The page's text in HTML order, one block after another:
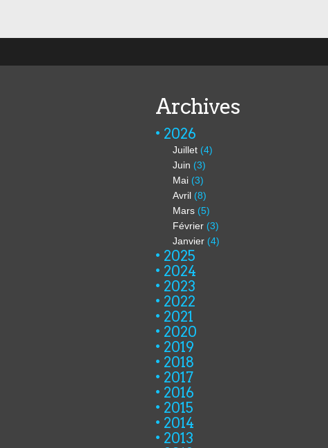
Archives
2026
Juillet (4)
Juin (3)
Mai (3)
Avril (8)
Mars (5)
Février (3)
Janvier (4)
2025
2024
2023
2022
2021
2020
2019
2018
2017
2016
2015
2014
2013